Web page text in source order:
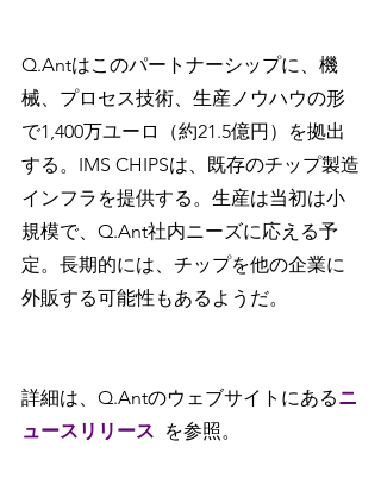
Q.Antはこのパートナーシップに、機
械、プロセス技術、生産ノウハウの形
で1,400万ユーロ（約21.5億円）を拠出
する。IMS CHIPSは、既存のチップ製造
インフラを提供する。生産は当初は小
規模で、Q.Ant社内ニーズに応える予
定。長期的には、チップを他の企業に
外販する可能性もあるようだ。
詳細は、Q.Antのウェブサイトにあるニ
ュースリリース を参照。